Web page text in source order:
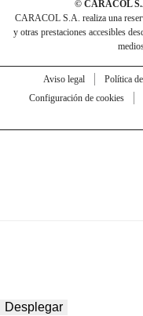
© CARACOL
CARACOL S.A. realiza una
y otras prestaciones accesibles
Aviso legal Política
Configuración de cookies
Desplegar